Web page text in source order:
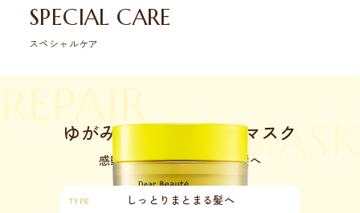
SPECIAL CARE
スペシャルケア
REPAIR
MASK
ゆがみディープリペアマスク
感動の手触り、扱いやすい髪へ
TYPE しっとりまとまる髪へ